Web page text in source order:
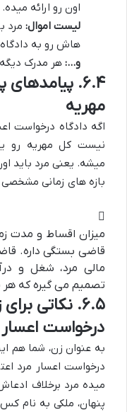
اون رو ارائه میده.
لیست اموال: مرد
هاش رو به
و…:هر مدرک
۶.۴.
مهریه
اگه دادگاه درخواست
نیست کل مهریه رو
میشه. یعنی مرد باید
بازه های زمانی
میزان اقساط و مدت
قاضی بستگی داره.
مالی مرد، شغل و
تصمیم می گیره که هر
۶.۵. نکاتی
درخواست اعسار
به عنوان زن، شما هم
درخواست اعسار مرد
میده مرد برخلاف
پنهان، ملکی به نام